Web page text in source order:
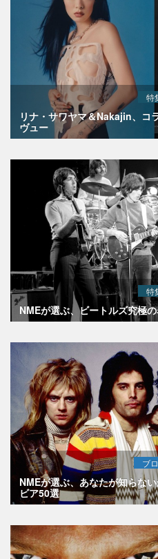
特
リナ・サワヤマ＆Nakajin、コ
ヴュー
特
NMEが選ぶ、ビートルズ究極
ブ
NMEが選ぶ、あなたが知らな
ビア50選